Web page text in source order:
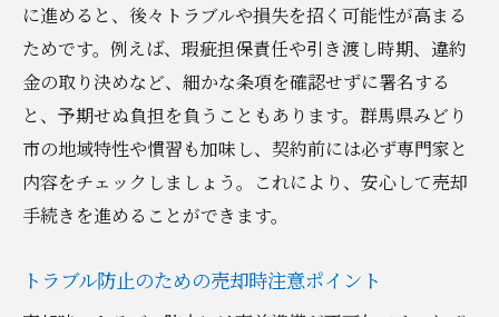
に進めると、後々トラブルや損失を招く可能性が高まる
ためです。例えば、瑕疵担保責任や引き渡し時期、違約
金の取り決めなど、細かな条項を確認せずに署名する
と、予期せぬ負担を負うこともあります。群馬県みどり
市の地域特性や慣習も加味し、契約前には必ず専門家と
内容をチェックしましょう。これにより、安心して売却
手続きを進めることができます。
トラブル防止のための売却時注意ポイント